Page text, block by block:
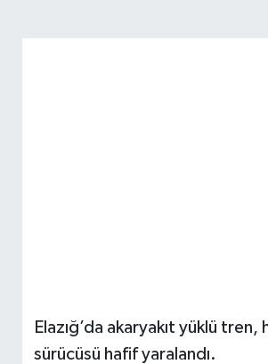
Elazığ’da akaryakıt yüklü
sürücüsü hafif yaralandı.